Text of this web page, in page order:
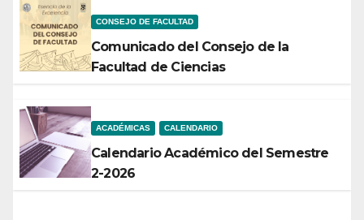
CONSEJO DE FACULTAD
Comunicado del Consejo de la
Facultad de Ciencias
ACADÉMICAS CALENDARIO
Calendario Académico del Semestre
2-2026